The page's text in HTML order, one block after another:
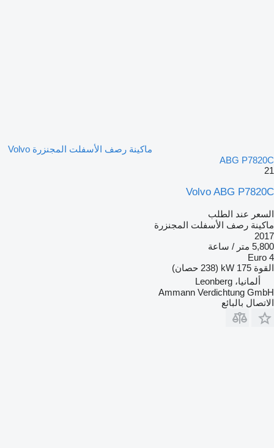
ماكينة رصف الأسفلت المجنزرة Volvo
ABG P7820C
21
Volvo ABG P7820C
السعر عند الطلب
ماكينة رصف الأسفلت المجنزرة
2017
5,800 متر / ساعة
Euro 4
القوة 175 kW (238 حصان)
ألمانيا، Leonberg
Ammann Verdichtung GmbH
الاتصال بالبائع